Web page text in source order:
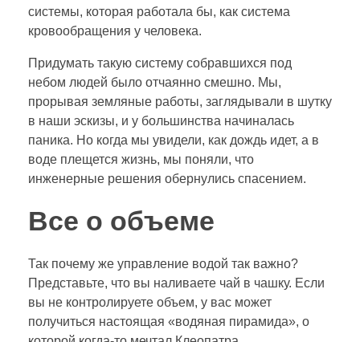
системы, которая работала бы, как система
кровообращения у человека.
Придумать такую систему собравшихся под
небом людей было отчаянно смешно. Мы,
прорывая земляные работы, заглядывали в шутку
в наши эскизы, и у большинства начиналась
паника. Но когда мы увидели, как дождь идет, а в
воде плещется жизнь, мы поняли, что
инженерные решения обернулись спасением.
Все о объеме
Так почему же управление водой так важно?
Представьте, что вы наливаете чай в чашку. Если
вы не контролируете объем, у вас может
получиться настоящая «водяная пирамида», о